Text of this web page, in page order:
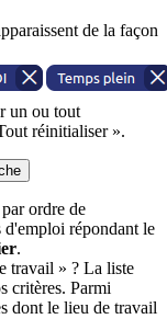
de la façon
un ou tout
réinitialiser ».
ordre de
d'emploi répondant le
.
travail » ? La liste
critères. Parmi
dont le lieu de travail